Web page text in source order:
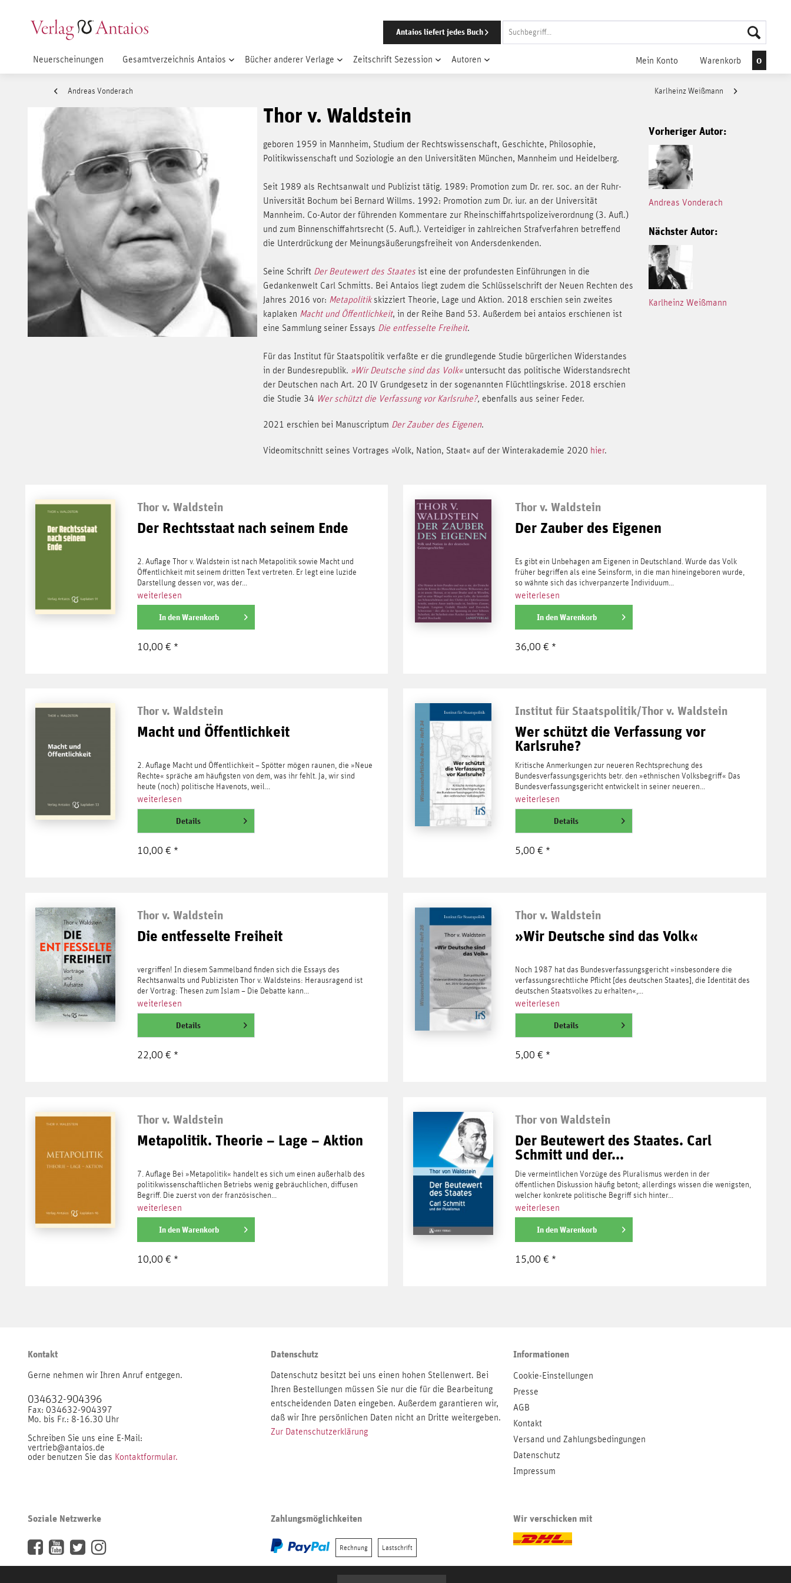
Antaios liefert jedes Buch
Neuerscheinungen Gesamtverzeichnis Antaios Bücher anderer Verlage Zeitschrift Sezession Autoren Mein Konto Warenkorb 0
Andreas Vonderach Karlheinz Weißmann
Thor v. Waldstein
geboren 1959 in Mannheim, Studium der Rechtswissenschaft, Geschichte, Philosophie,
Politikwissenschaft und Soziologie an den Universitäten München, Mannheim und Heidelberg.
Seit 1989 als Rechtsanwalt und Publizist tätig. 1989: Promotion zum Dr. rer. soc. an der Ruhr-
Universität Bochum bei Bernard Willms. 1992: Promotion zum Dr. iur. an der Universität
Mannheim. Co-Autor der führenden Kommentare zur Rheinschiffahrtspolizeiverordnung (3. Aufl.)
und zum Binnenschiffahrtsrecht (5. Aufl.). Verteidiger in zahlreichen Strafverfahren betreffend
die Unterdrückung der Meinungsäußerungsfreiheit von Andersdenkenden.
Seine Schrift Der Beutewert des Staates ist eine der profundesten Einführungen in die
Gedankenwelt Carl Schmitts. Bei Antaios liegt zudem die Schlüsselschrift der Neuen Rechten des
Jahres 2016 vor: Metapolitikskizziert Theorie, Lage und Aktion. 2018 erschien sein zweites
kaplaken Macht und Öffentlichkeit, in der Reihe Band 53. Außerdem bei antaios erschienen ist
eine Sammlung seiner Essays Die entfesselte Freiheit.
Für das Institut für Staatspolitik verfaßte er die grundlegende Studie bürgerlichen Widerstandes
in der Bundesrepublik. »Wir Deutsche sind das Volk«untersucht das politische Widerstandsrecht
der Deutschen nach Art. 20 IV Grundgesetz in der sogenannten Flüchtlingskrise. 2018 erschien
die Studie 34 Wer schützt die Verfassung vor Karlsruhe?, ebenfalls aus seiner Feder.
2021 erschien bei Manuscriptum Der Zauber des Eigenen.
Videomitschnitt seines Vortrages »Volk, Nation, Staat« auf der Winterakademie 2020 hier.
Vorheriger Autor:
Andreas Vonderach
Nächster Autor:
Karlheinz Weißmann
Thor v. Waldstein
Der Rechtsstaat nach seinem Ende
2. Auflage Thor v. Waldstein ist nach Metapolitik sowie Macht und
Öffentlichkeit mit seinem dritten Text vertreten. Er legt eine luzide
Darstellung dessen vor, was der...
weiterlesen
In den Warenkorb
10,00 € *
Thor v. Waldstein
Der Zauber des Eigenen
Es gibt ein Unbehagen am Eigenen in Deutschland. Wurde das Volk
früher begriffen als eine Seinsform, in die man hineingeboren wurde,
so wähnte sich das ichverpanzerte Individuum...
weiterlesen
In denWarenkorb
36,00 € *
Thor v. Waldstein
Macht und Öffentlichkeit
2. Auflage Macht und Öffentlichkeit – Spötter mögen raunen, die »Neue
Rechte« spräche am häufigsten von dem, was ihr fehlt. Ja, wir sind
heute (noch) politische Havenots, weil...
weiterlesen
Details
10,00 € *
Institut für Staatspolitik/Thor v. Waldstein
Wer schützt die Verfassung vor
Karlsruhe?
Kritische Anmerkungen zur neueren Rechtsprechung des
Bundesverfassungsgerichts betr. den »ethnischen Volksbegriff« Das
Bundesverfassungsgericht entwickelt in seiner neueren...
weiterlesen
Details
5,00 € *
Thor v. Waldstein
Die entfesselte Freiheit
vergriffen! In diesem Sammelband finden sich die Essays des
Rechtsanwalts und Publizisten Thor v. Waldsteins: Herausragend ist
der Vortrag: Thesen zum Islam – Die Debatte kann...
weiterlesen
Details
22,00 € *
Thor v. Waldstein
»Wir Deutsche sind das Volk«
Noch 1987 hat das Bundesverfassungsgericht »insbesondere die
verfassungsrechtliche Pflicht [des deutschen Staates], die Identität des
deutschen Staatsvolkes zu erhalten«,...
weiterlesen
Details
5,00 € *
Thor v. Waldstein
Metapolitik. Theorie – Lage – Aktion
7. Auflage Bei »Metapolitik« handelt es sich um einen außerhalb des
politikwissenschaftlichen Betriebs wenig gebräuchlichen, diffusen
Begriff. Die zuerst von der französischen...
weiterlesen
In den Warenkorb
10,00 € *
Thor von Waldstein
Der Beutewert des Staates. Carl
Schmitt und der...
Die vermeintlichen Vorzüge des Pluralismus werden in der
öffentlichen Diskussion häufig betont; allerdings wissen die wenigsten,
welcher konkrete politische Begriff sich hinter...
weiterlesen
In denWarenkorb
15,00 € *
Kontakt
Gerne nehmen wir Ihren Anruf entgegen.
034632-904396
Fax: 034632-904397
Mo. bis Fr.: 8-16.30 Uhr
Schreiben Sie uns eine E-Mail:
vertrieb@antaios.de
oder benutzen Sie das Kontaktformular.
Datenschutz
Datenschutz besitzt bei uns einen hohen Stellenwert. Bei
Ihren Bestellungen müssen Sie nur die für die Bearbeitung
entscheidenden Daten eingeben. Außerdem garantieren wir,
daß wir Ihre persönlichen Daten nicht an Dritte weitergeben.
Zur Datenschutzerklärung
Informationen
Cookie-Einstellungen
Presse
AGB
Kontakt
Versand und Zahlungsbedingungen
Datenschutz
Impressum
Soziale Netzwerke Zahlungsmöglichkeiten
Rechnung Lastschrift
Wir verschicken mit